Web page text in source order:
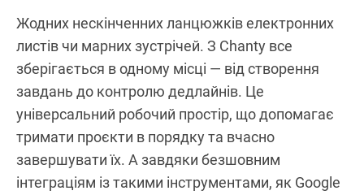
Жодних нескінченних ланцюжків електронних
листів чи марних зустрічей. З Chanty все
зберігається в одному місці — від створення
завдань до контролю дедлайнів. Це
універсальний робочий простір, що допомагає
тримати проєкти в порядку та вчасно
завершувати їх. А завдяки безшовним
інтеграціям із такими інструментами, як Google